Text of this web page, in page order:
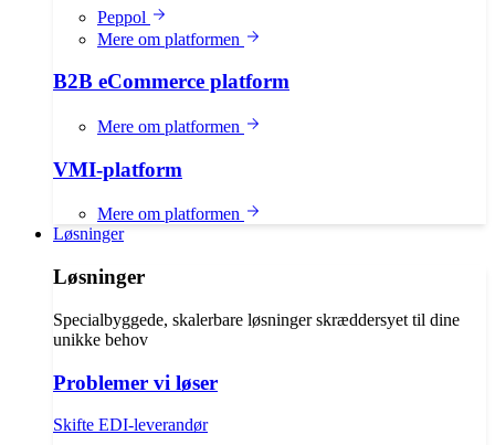
Peppol
Mere om platformen
B2B eCommerce platform
Mere om platformen
VMI-platform
Mere om platformen
Løsninger
Løsninger
Specialbyggede, skalerbare løsninger skræddersyet til dine
unikke behov
Problemer vi løser
Skifte EDI-leverandør